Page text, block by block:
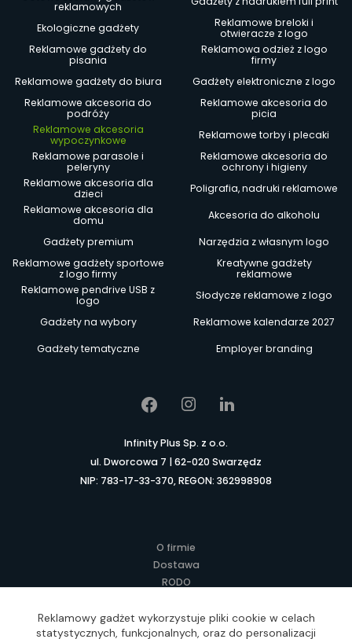
reklamowych
Ekologiczne gadżety
Reklamowe breloki i
otwieracze z logo
Reklamowe gadżety do
pisania
Reklamowa odzież z logo
firmy
Reklamowe gadżety do biura
Gadżety elektroniczne z logo
Reklamowe akcesoria do
podróży
Reklamowe akcesoria do
picia
Reklamowe akcesoria
wypoczynkowe
Reklamowe torby i plecaki
Reklamowe parasole i
peleryny
Reklamowe akcesoria do
ochrony i higieny
Reklamowe akcesoria dla
dzieci
Poligrafia, nadruki reklamowe
Reklamowe akcesoria dla
domu
Akcesoria do alkoholu
Gadżety premium
Narzędzia z własnym logo
Reklamowe gadżety sportowe
z logo firmy
Kreatywne gadżety
reklamowe
Reklamowe pendrive USB z
logo
Słodycze reklamowe z logo
Gadżety na wybory
Reklamowe kalendarze 2027
Gadżety tematyczne
Employer branding
Infinity Plus Sp. z o.o.
ul. Dworcowa 7 | 62-020 Swarzędz
NIP: 783-17-33-370, REGON: 362998908
O firmie
Dostawa
RODO
Regulamin
Lokalne Gadżety Reklamowe
Reklamowy gadżet wykorzystuje pliki cookie w celach
statystycznych, funkcjonalnych, oraz do personalizacji